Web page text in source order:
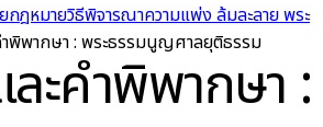
กฎหมายวิธีพิจารณาความแพ่ง ล้มละลาย พระ
พิพากษา : พระธรรมนูญศาลยุติธรรม
ะคำพิพากษา :